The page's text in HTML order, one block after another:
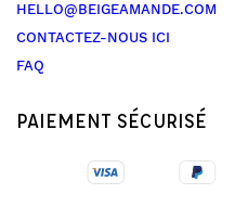
HELLO@BEIGEAMANDE.COM
CONTACTEZ-NOUS ICI
FAQ
PAIEMENT SÉCURISÉ